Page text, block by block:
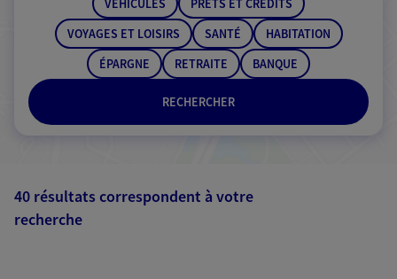
RECHERCHER
VÉHICULES
PRÊTS ET CRÉDITS
VOYAGES ET LOISIRS
SANTÉ
HABITATION
ÉPARGNE
RETRAITE BANQUE
40 résultats correspondent à votre
recherche